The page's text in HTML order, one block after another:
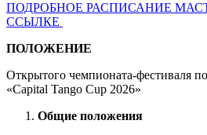
ПОДРОБНОЕ РАСПИСАНИЕ
ССЫЛКЕ
ПОЛОЖЕНИЕ
Открытого чемпионата-фестиваля
«Capital Tango Cup 2026»
Общие положения